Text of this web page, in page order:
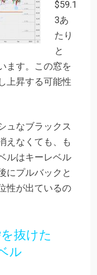
$59.1
3あ
たり
と
ます。この窓を
上昇する可能性
ュなブラックス
えなくても、も
ルはキーレベル
にプルバックと
性が出ているの
抜けた
ル